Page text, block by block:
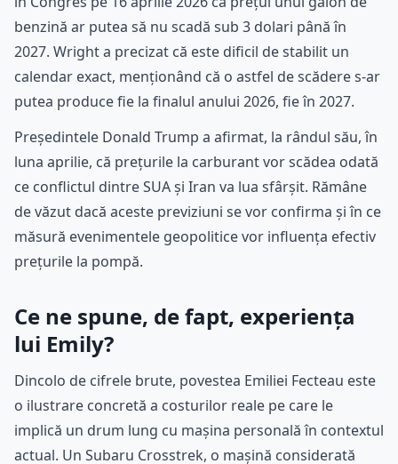
benzină ar putea să nu scadă sub 3 dolari până în
2027. Wright a precizat că este dificil de stabilit un
calendar exact, menționând că o astfel de scădere s-ar
putea produce fie la finalul anului 2026, fie în 2027.
Președintele Donald Trump a afirmat, la rândul său, în
luna aprilie, că prețurile la carburant vor scădea odată
ce conflictul dintre SUA și Iran va lua sfârșit. Rămâne
de văzut dacă aceste previziuni se vor confirma și în ce
măsură evenimentele geopolitice vor influența efectiv
prețurile la pompă.
Ce ne spune, de fapt, experiența
lui Emily?
Dincolo de cifrele brute, povestea Emiliei Fecteau este
o ilustrare concretă a costurilor reale pe care le
implică un drum lung cu mașina personală în contextul
actual. Un Subaru Crosstrek, o mașină considerată